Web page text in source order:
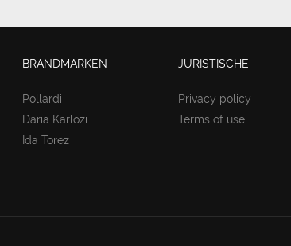
BRANDMARKEN
Pollardi
Daria Karlozi
Ida Torez
JURISTISCHE
Privacy policy
Terms of use